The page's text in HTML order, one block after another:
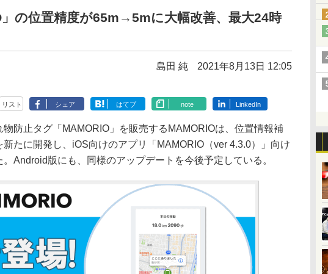
」の位置精度が65m→5mに大幅改善、最大24時
島田 純 2021年8月13日 12:05
リスト シェア はてブ note LinkedIn
防止タグ「MAMORIO」を販売するMAMORIOは、位置情報補
新たに開発し、iOS向けのアプリ「MAMORIO（ver 4.3.0）」向け
Android版にも、同様のアップデートを今後予定している。